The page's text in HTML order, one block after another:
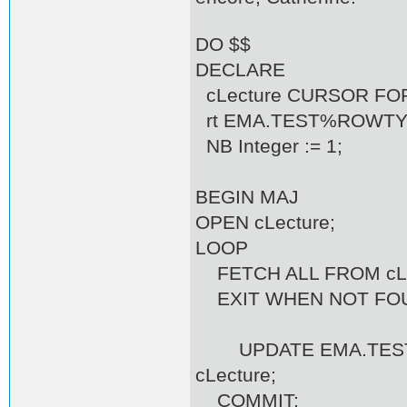
DO $$
DECLARE
cLecture CURSOR
rt
NB Integer := 1;
BEGIN MAJ
OPEN cLecture;
LOOP
FETCH ALL FROM
EXIT WHEN NOT
UPDATE EMA.TEST
cLecture;
COMMIT;